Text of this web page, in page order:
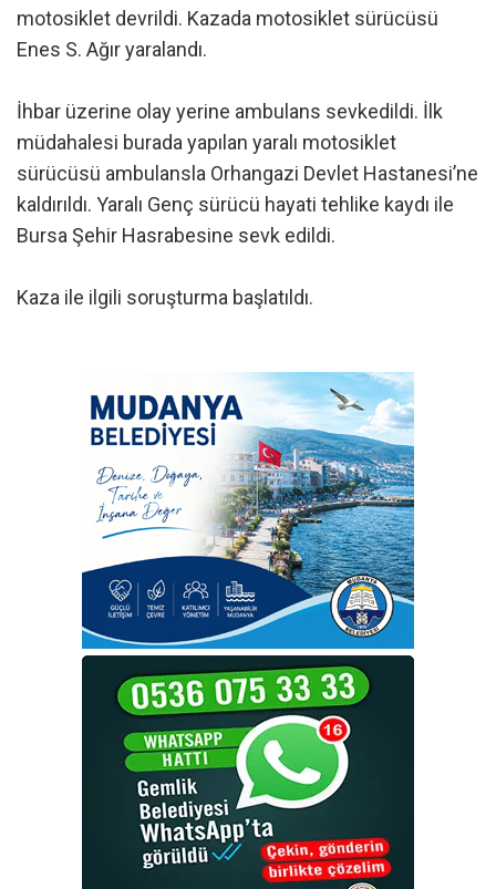
motosiklet devrildi. Kazada motosiklet sürücüsü
Enes S. Ağır yaralandı.
İhbar üzerine olay yerine ambulans sevkedildi. İlk
müdahalesi burada yapılan yaralı motosiklet
sürücüsü ambulansla Orhangazi Devlet Hastanesi’ne
kaldırıldı. Yaralı Genç sürücü hayati tehlike kaydı ile
Bursa Şehir Hasrabesine sevk edildi.
Kaza ile ilgili soruşturma başlatıldı.